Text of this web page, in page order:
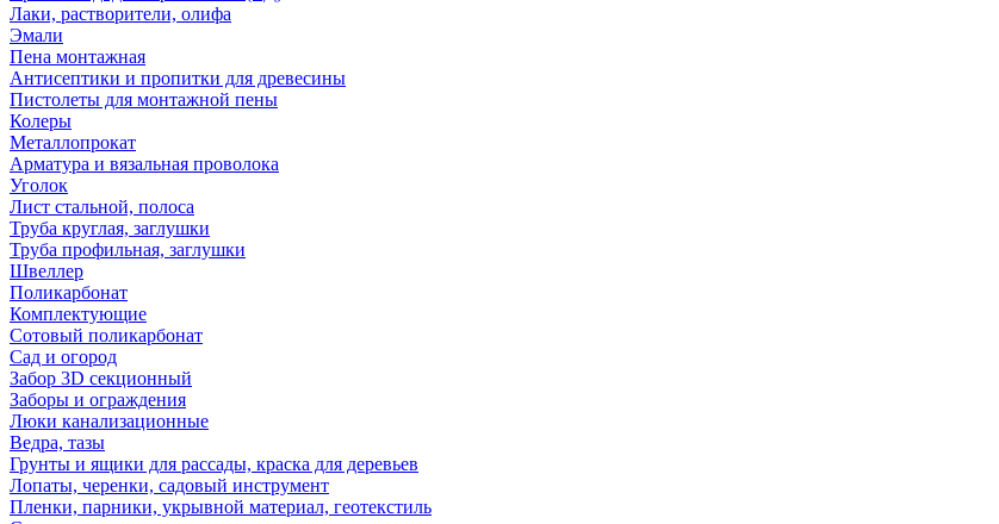
Лаки, растворители, олифа
Эмали
Пена монтажная
Антисептики и пропитки для древесины
Пистолеты для монтажной пены
Колеры
Металлопрокат
Арматура и вязальная проволока
Уголок
Лист стальной, полоса
Труба круглая, заглушки
Труба профильная, заглушки
Швеллер
Поликарбонат
Комплектующие
Сотовый поликарбонат
Сад и огород
Забор 3D секционный
Заборы и ограждения
Люки канализационные
Ведра, тазы
Грунты и ящики для рассады, краска для деревьев
Лопаты, черенки, садовый инструмент
Пленки, парники, укрывной материал, геотекстиль